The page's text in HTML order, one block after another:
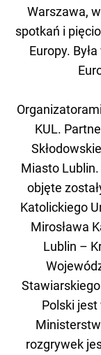
Warszawa,
spotkań i
Europy.
KUL.
Miasto Lublin.
objęte
Katolickiego
Mirosława
Lublin –
Polski
rozgrywek